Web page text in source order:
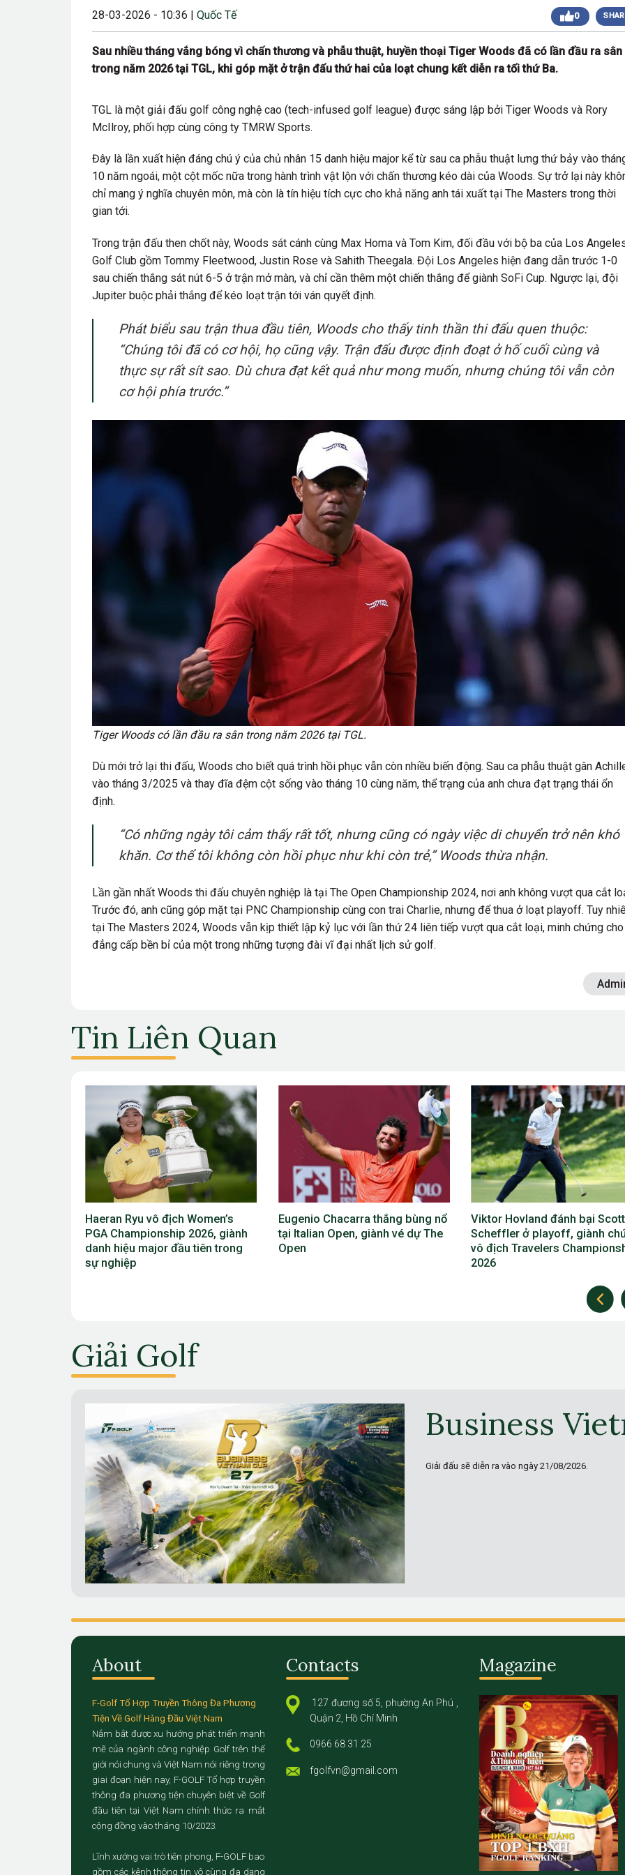
23/08/2024 12:00 sáng
28/06/2024 12:00 chiều
2024)
24/05/2024 12:00 chiều
Giải Golf Doanh nghiệp và Thương hiệu Việt Nam
lần thứ 22 (Business Vietnam Cup 22)
07/03/2024 12:00 chiều
Giải Cặp Đôi Hoàn Hảo Lần 3 (Perfect Golf Couple
Couple 2)
26/10/2023 12:00 chiều
Giải Golf Business & Brand VN Championship 20
28-03-2026 - 10:36 | Quốc Tế 0
Sau nhiều tháng vắng bóng vì chấn thương và phẫu thuật, huyền thoại Tiger Woods đã có lần đầu ra sân
trong năm 2026 tại TGL, khi góp mặt ở trận đấu thứ hai của loạt chung kết diễn ra tối thứ Ba.
TGL là một giải đấu golf công nghệ cao (tech-infused golf league) được sáng lập bởi Tiger Woods và Rory
McIlroy, phối hợp cùng công ty TMRW Sports.
Đây là lần xuất hiện đáng chú ý của chủ nhân 15 danh hiệu major kể từ sau ca phẫu thuật lưng thứ bảy vào
10 năm ngoái, một cột mốc nữa trong hành trình vật lộn với chấn thương kéo dài của Woods. Sự trở lại này
chỉ mang ý nghĩa chuyên môn, mà còn là tín hiệu tích cực cho khả năng anh tái xuất tại The Masters trong thời
gian tới.
Trong trận đấu then chốt này, Woods sát cánh cùng Max Homa và Tom Kim, đối đầu với bộ ba của Los
Golf Club gồm Tommy Fleetwood, Justin Rose và Sahith Theegala. Đội Los Angeles hiện đang dẫn trước 1-0
sau chiến thắng sát nút 6-5 ở trận mở màn, và chỉ cần thêm một chiến thắng để giành SoFi Cup. Ngược lại, đội
Jupiter buộc phải thắng để kéo loạt trận tới ván quyết định.
Phát biểu sau trận thua đầu tiên, Woods cho thấy tinh thần thi đấu quen thuộc:
“Chúng tôi đã có cơ hội, họ cũng vậy. Trận đấu được định đoạt ở hố cuối cùng và
thực sự rất sít sao. Dù chưa đạt kết quả như mong muốn, nhưng chúng tôi vẫn còn
cơ hội phía trước.”
Tiger Woods có lần đầu ra sân trong năm 2026 tại TGL.
Dù mới trở lại thi đấu, Woods cho biết quá trình hồi phục vẫn còn nhiều biến động. Sau ca phẫu thuật gân
vào tháng 3/2025 và thay đĩa đệm cột sống vào tháng 10 cùng năm, thể trạng của anh chưa đạt trạng thái ổn
định.
“Có những ngày tôi cảm thấy rất tốt, nhưng cũng có ngày việc di chuyển trở nên khó
khăn. Cơ thể tôi không còn hồi phục như khi còn trẻ,”Woods thừa nhận.
Lần gần nhất Woods thi đấu chuyên nghiệp là tại The Open Championship 2024, nơi anh không vượt qua cắt
Trước đó, anh cũng góp mặt tại PNC Championship cùng con trai Charlie, nhưng để thua ở loạt playoff. Tuy
tại The Masters 2024, Woods vẫn kịp thiết lập kỷ lục với lần thứ 24 liên tiếp vượt qua cắt loại, minh chứng cho
đẳng cấp bền bỉ của một trong những tượng đài vĩ đại nhất lịch sử golf.
Tin Liên Quan
Eugenio Chacarra thắng bùng nổ
tại Italian Open, giành vé dự The
Open
Viktor Hovland đánh bại Scottie
Scheffler ở playoff, giành chức
vô địch Travelers Championship
Phil Mickelson lỡ The Open
2026, lần đầu vắng mặt ở cả 4
giải major trong năm
Giải Golf
Business
Giải đấu sẽ diễn ra vào ngày 21/08/2026.
About
F-Golf Tổ Hợp Truyền Thông Đa Phương
Tiện Về Golf Hàng Đầu Việt Nam
Nắm bắt được xu hướng phát triển mạnh
mẽ của ngành công nghiệp Golf trên thế
giới nói chung và Việt Nam nói riêng trong
giai đoạn hiện nay, F-GOLF Tổ hợp truyền
thông đa phương tiện chuyên biệt về Golf
đầu tiên tại Việt Nam chính thức ra mắt
cộng đồng vào tháng 10/2023.
Lĩnh xướng vai trò tiên phong, F-GOLF bao
gồm các kênh thông tin vô cùng đa dạng
Contacts
127 đương số 5, phường An Phú ,
Quận 2, Hồ Chí Minh
0966 68 31 25
fgolfvn@gmail.com
Magazine